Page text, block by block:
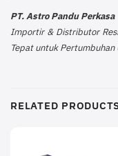
PT. Astro Pandu Perkasa
Importir & Distributor
Tepat untuk Pertumbuhan
RELATED